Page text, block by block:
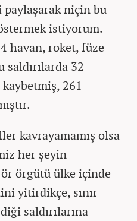
paylaşarak niçin bu
istiyorum.
havan, roket, füze
saldırılarda 32
kaybetmiş, 261
kavrayamamış olsa
her şeyin
örgütü ülke içinde
yitirdikçe, sınır
saldırılarına